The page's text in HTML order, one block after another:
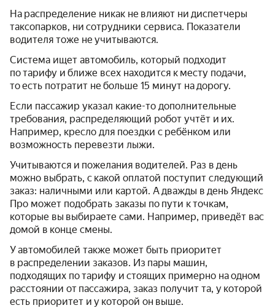
На распределение никак не влияют ни диспетчеры
таксопарков, ни сотрудники сервиса. Показатели
водителя тоже не учитываются.
Система ищет автомобиль, который подходит
по тарифу и ближе всех находится к месту подачи,
то есть потратит не больше 15 минут на дорогу.
Если пассажир указал какие-то дополнительные
требования, распределяющий робот учтёт и их.
Например, кресло для поездки с ребёнком или
возможность перевезти лыжи.
Учитываются и пожелания водителей. Раз в день
можно выбрать, с какой оплатой поступит следующий
заказ: наличными или картой. А дважды в день Яндекс
Про может подобрать заказы по пути к точкам,
которые вы выбираете сами. Например, приведёт вас
домой в конце смены.
У автомобилей также может быть приоритет
в распределении заказов. Из пары машин,
подходящих по тарифу и стоящих примерно на одном
расстоянии от пассажира, заказ получит та, у которой
есть приоритет и у которой он выше.